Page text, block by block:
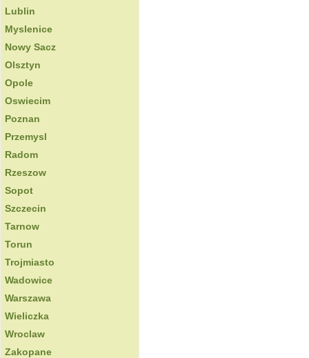
Lublin
Myslenice
Nowy Sacz
Olsztyn
Opole
Oswiecim
Poznan
Przemysl
Radom
Rzeszow
Sopot
Szczecin
Tarnow
Torun
Trojmiasto
Wadowice
Warszawa
Wieliczka
Wroclaw
Zakopane